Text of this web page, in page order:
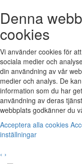
Denna
cookies
Vi använder cookies för
sociala medier och
din användning av vår
medier och analys. De
information som du har
användning av deras
webbplats godkänner du
Acceptera alla cookies
inställningar
‹ ›